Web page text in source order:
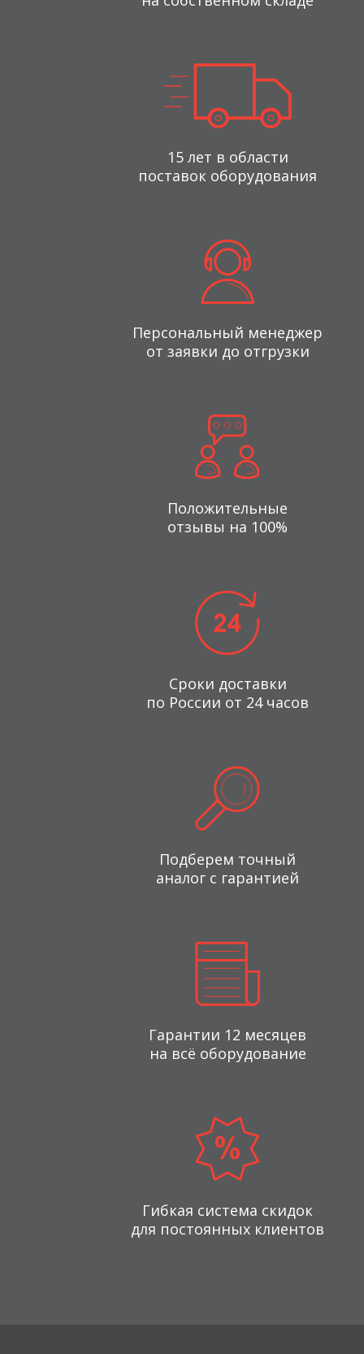
15 лет в области
поставок оборудования
Персональный менеджер
от заявки до отгрузки
Положительные
отзывы на 100%
Сроки доставки
по России от 24 часов
Подберем точный
аналог с гарантией
Гарантии 12 месяцев
на всё оборудование
Гибкая система скидок
для постоянных клиентов